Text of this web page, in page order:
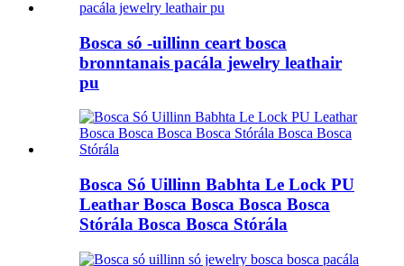
Bosca só -uillinn ceart bosca
bronntanais pacála jewelry leathair
pu
Bosca Só Uillinn Babhta Le Lock PU
Leathar Bosca Bosca Bosca Bosca
Stórála Bosca Bosca Stórála